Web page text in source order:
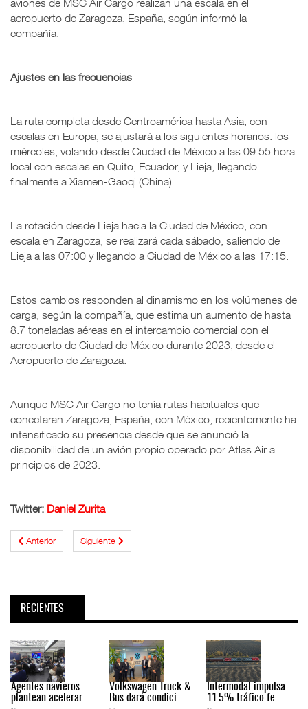
aviones de MSC Air Cargo realizan una escala en el
aeropuerto de Zaragoza, España, según informó la
compañía.
Ajustes en las frecuencias
La ruta completa desde Centroamérica hasta Asia, con
escalas en Europa, se ajustará a los siguientes horarios: los
miércoles, volando desde Ciudad de México a las 09:55 hora
local con escalas en Quito, Ecuador, y Lieja, llegando
finalmente a Xiamen-Gaoqi (China).
La rotación desde Lieja hacia la Ciudad de México, con
escala en Zaragoza, se realizará cada sábado, saliendo de
Lieja a las 07:00 y llegando a Ciudad de México a las 17:15.
Estos cambios responden al dinamismo en los volúmenes de
carga, según la compañía, que estima un aumento de hasta
8.7 toneladas aéreas en el intercambio comercial con el
aeropuerto de Ciudad de México durante 2023, desde el
Aeropuerto de Zaragoza.
Aunque MSC Air Cargo no tenía rutas habituales que
conectaran Zaragoza, España, con México, recientemente ha
intensificado su presencia desde que se anunció la
disponibilidad de un avión propio operado por Atlas Air a
principios de 2023.
Twitter: Daniel Zurita
Anterior Siguiente
RECIENTES
Agentes navieros
plantean acelerar ...
Volkswagen Truck &
Bus dará condici ...
Intermodal impulsa
11.5% tráfico fe ...